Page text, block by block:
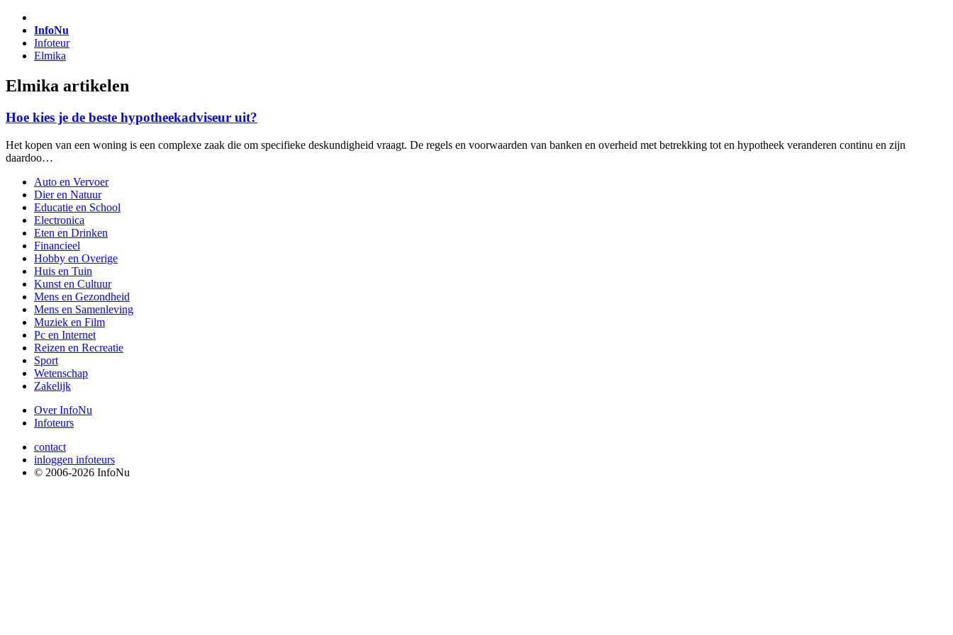
InfoNu
Infoteur
Elmika
Elmika artikelen
Hoe kies je de beste hypotheekadviseur uit?
Het kopen van een woning is een complexe zaak die om specifieke deskundigheid vraagt. De regels en voorwaarden van banken en overheid met betrekking tot en hypotheek veranderen continu en zijn
daardoo…
Auto en Vervoer
Dier en Natuur
Educatie en School
Electronica
Eten en Drinken
Financieel
Hobby en Overige
Huis en Tuin
Kunst en Cultuur
Mens en Gezondheid
Mens en Samenleving
Muziek en Film
Pc en Internet
Reizen en Recreatie
Sport
Wetenschap
Zakelijk
Over InfoNu
Infoteurs
contact
inloggen infoteurs
© 2006-2026 InfoNu